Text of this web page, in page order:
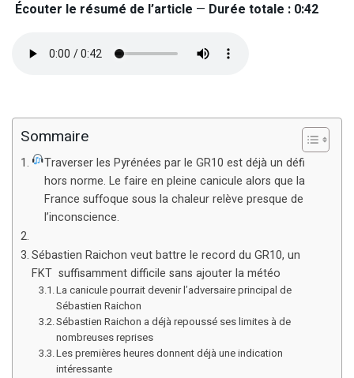
Écouter le résumé de l’article — Durée totale : 0:42
Sommaire
Traverser les Pyrénées par le GR10 est déjà un défi
hors norme. Le faire en pleine canicule alors que la
France suffoque sous la chaleur relève presque de
l’inconscience.
Sébastien Raichon veut battre le record du GR10, un
FKT suffisamment difficile sans ajouter la météo
La canicule pourrait devenir l’adversaire principal de
Sébastien Raichon
Sébastien Raichon a déjà repoussé ses limites à de
nombreuses reprises
Les premières heures donnent déjà une indication
intéressante